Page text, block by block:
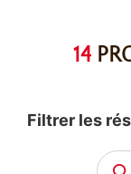
14
Filtrer les